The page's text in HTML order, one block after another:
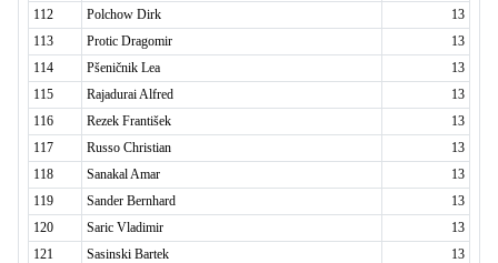
112
Polchow Dirk
13
113
Protic Dragomir
13
114
Pšeničnik Lea
13
115
Rajadurai Alfred
13
116
Rezek František
13
117
Russo Christian
13
118
Sanakal Amar
13
119
Sander Bernhard
13
120
Saric Vladimir
13
121
Sasinski Bartek
13